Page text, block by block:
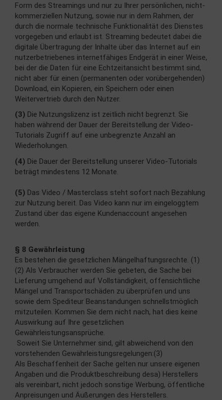
Form des Streamings und nur zu Ihrer persönlichen, nicht-
kommerziellen Nutzung, sowie nur in dem Rahmen, der
durch die normale technische Funktionalität des Dienstes
vorgegeben und erlaubt ist. Streaming bedeutet dabei die
digitale Übertragung der Inhalte über das Internet auf ein
nutzerbetriebenes internetfähiges Endgerät in einer Weise,
bei der die Daten für eine Echtzeitansicht bestimmt sind,
nicht aber für einen (permanenten oder vorübergehenden)
Download, ein Kopieren, ein Speichern oder einen
Weitervertrieb durch den Nutzer.
(3) Die Nutzungslizenz ist zeitlich nicht begrenzt. Sie
haben während der Dauer der Bereitstellung der Video-
Tutorials Zugriff auf eine unbegrenzte Anzahl an
Wiederholungen.
(4) Die Dauer der Bereitstellung unserer Video-Tutorials
beträgt mindestens 12 Monate.
(5) Das Video / Masterclass steht sofort nach Bezahlung
zur Nutzung bereit. Das Video kann nur im eingeloggtem
Zustand über das eigene Kundenaccount angesehen
werden.
§ 8 Gewährleistung
Es bestehen die gesetzlichen Mängelhaftungsrechte. (1)
(2) Als Verbraucher werden Sie gebeten, die Sache bei
Lieferung umgehend auf Vollständigkeit, offensichtliche
Mängel und Transportschäden zu überprüfen und uns
sowie dem Spediteur Beanstandungen schnellstmöglich
mitzuteilen. Kommen Sie dem nicht nach, hat dies keine
Auswirkung auf Ihre gesetzlichen
Gewährleistungsansprüche.
Soweit Sie Unternehmer sind, gilt abweichend von den
vorstehenden Gewährleistungsregelungen:(3)
Als Beschaffenheit der Sache gelten nur unsere eigenen
Angaben und die Produktbeschreibung desa) Herstellers
als vereinbart, nicht jedoch sonstige Werbung, öffentliche
Anpreisungen und Äußerungen des Herstellers.